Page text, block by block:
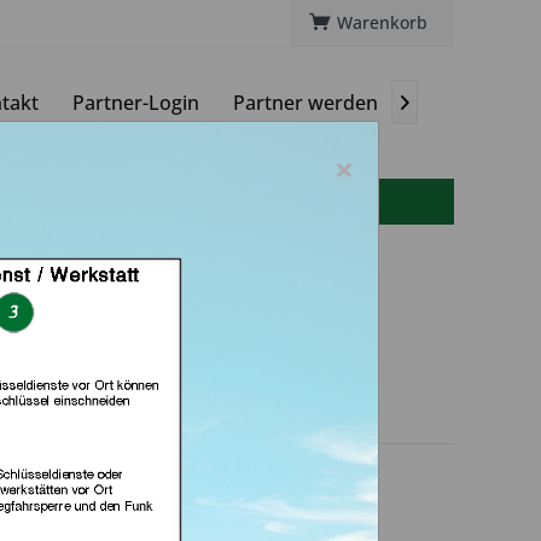
Warenkorb
Partner-Login Partner werden 
GmbH (in Rot am
See)
×